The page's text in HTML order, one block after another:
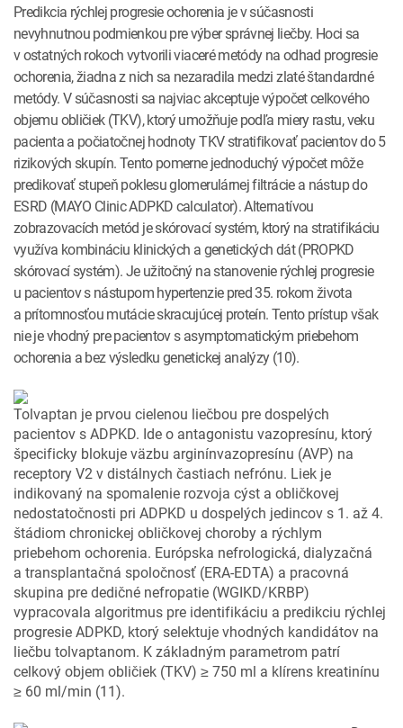
Predikcia rýchlej progresie ochorenia je v súčasnosti
nevyhnutnou podmienkou pre výber správnej liečby. Hoci sa
v ostatných rokoch vytvorili viaceré metódy na odhad progresie
ochorenia, žiadna z nich sa nezaradila medzi zlaté štandardné
metódy. V súčasnosti sa najviac akceptuje výpočet celkového
objemu obličiek (TKV), ktorý umožňuje podľa miery rastu, veku
pacienta a počiatočnej hodnoty TKV stratifikovať pacientov do 5
rizikových skupín. Tento pomerne jednoduchý výpočet môže
predikovať stupeň poklesu glomerulárnej filtrácie a nástup do
ESRD (MAYO Clinic ADPKD calculator). Alternatívou
zobrazovacích metód je skórovací systém, ktorý na stratifikáciu
využíva kombináciu klinických a genetických dát (PROPKD
skórovací systém). Je užitočný na stanovenie rýchlej progresie
u pacientov s nástupom hypertenzie pred 35. rokom života
a prítomnosťou mutácie skracujúcej proteín. Tento prístup však
nie je vhodný pre pacientov s asymptomatickým priebehom
ochorenia a bez výsledku genetickej analýzy (10).
Tolvaptan je prvou cielenou liečbou pre dospelých
pacientov s ADPKD. Ide o antagonistu vazopresínu, ktorý
špecificky blokuje väzbu arginínvazopresínu (AVP) na
receptory V2 v distálnych častiach nefrónu. Liek je
indikovaný na spomalenie rozvoja cýst a obličkovej
nedostatočnosti pri ADPKD u dospelých jedincov s 1. až 4.
štádiom chronickej obličkovej choroby a rýchlym
priebehom ochorenia. Európska nefrologická, dialyzačná
a transplantačná spoločnosť (ERA-EDTA) a pracovná
skupina pre dedičné nefropatie (WGIKD/KRBP)
vypracovala algoritmus pre identifikáciu a predikciu rýchlej
progresie ADPKD, ktorý selektuje vhodných kandidátov na
liečbu tolvaptanom. K základným parametrom patrí
celkový objem obličiek (TKV) ≥ 750 ml a klírens kreatinínu
≥ 60 ml/min (11).